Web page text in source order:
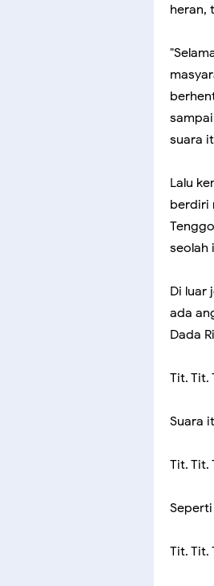
heran,
suara
Lalu
berdiri
seolah
Di luar
ada
Dada
Tit. Tit.
Suara
Tit. Tit.
Tit. Tit.